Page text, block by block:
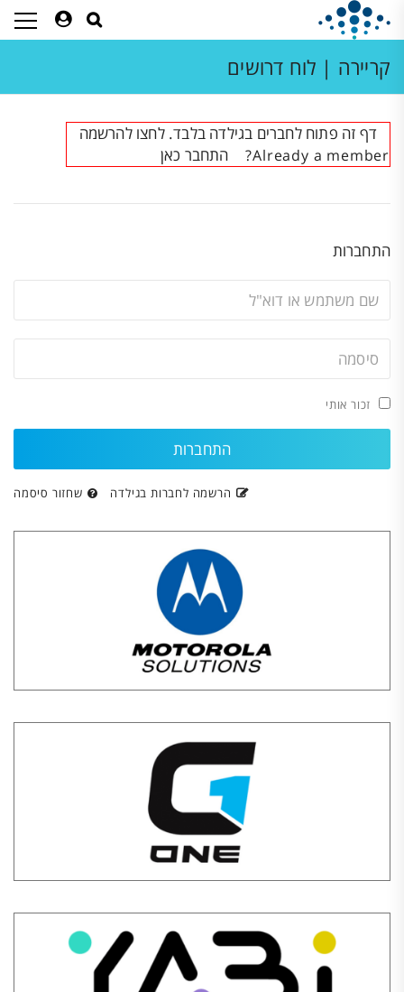
קריירה | לוח דרושים
דף זה פתוח לחברים בגילדה בלבד. לחצו להרשמה
Already a member? התחבר כאן
התחברות
זכור אותי
הרשמה לחברות בגילדה שחזור סיסמה